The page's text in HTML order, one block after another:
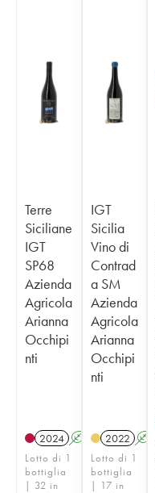
Terre
Siciliane
IGT
SP68
Azienda
Agricola
Arianna
Occhipi
nti
2024 A K
Lotto di 1
bottiglia
| 32 in
IGT
Sicilia
Vino di
Contrad
a SM
Azienda
Agricola
Arianna
Occhipi
nti
2022 A
Lotto di 1
bottiglia
| 17 in